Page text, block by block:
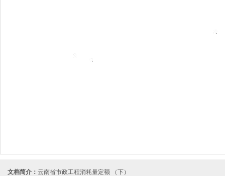
文档简介： 云南省市政工程消耗量定额 （下）